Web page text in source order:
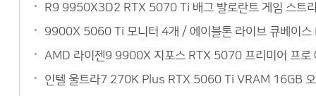
R9 9950X3D2 RTX 5070 Ti 배그 발로란트 게임 스트
9900X 5060 Ti 모니터 4개 / 에이블톤 라이브 큐베이스
AMD 라이젠9 9900X 지포스 RTX 5070 프리미어 프로
인텔 울트라7 270K Plus RTX 5060 Ti VRAM 16GB 오